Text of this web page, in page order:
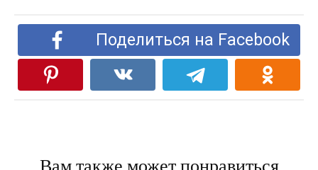
Поделиться на Facebook
Вам также может понравиться